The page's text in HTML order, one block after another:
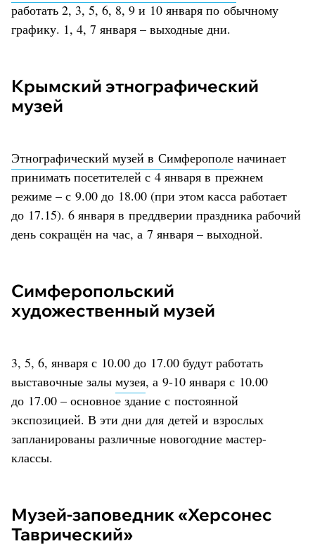
работать 2, 3, 5, 6, 8, 9 и 10 января по обычному
графику. 1, 4, 7 января – выходные дни.
Крымский этнографический
музей
Этнографический музей в Симферополе начинает
принимать посетителей с 4 января в прежнем
режиме – с 9.00 до 18.00 (при этом касса работает
до 17.15). 6 января в преддверии праздника рабочий
день сокращён на час, а 7 января – выходной.
Симферопольский
художественный музей
3, 5, 6, января с 10.00 до 17.00 будут работать
выставочные залы музея, а 9-10 января с 10.00
до 17.00 – основное здание с постоянной
экспозицией. В эти дни для детей и взрослых
запланированы различные новогодние мастер-
классы.
Музей-заповедник «Херсонес
Таврический»